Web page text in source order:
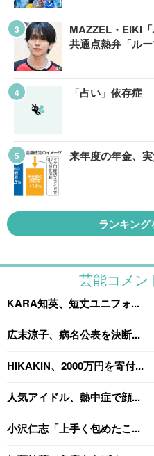
MAZZEL・EIKI
共通点熱弁「ル
「占い」依存症
来年度の年金、
ランキン